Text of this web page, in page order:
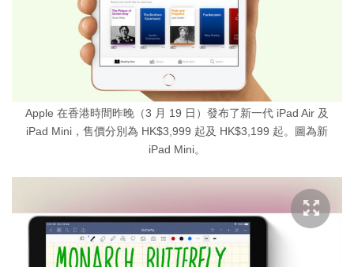
Apple 在香港時間昨晚（3 月 19 日）發布了新一代 iPad Air 及
iPad Mini，售價分別為 HK$3,999 起及 HK$3,199 起。圖為新
iPad Mini。